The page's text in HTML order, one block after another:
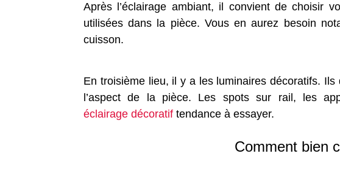
Après l’éclairage ambiant, il convient de choisir
utilisées dans la pièce. Vous en aurez besoin
cuisson.
En troisième lieu, il y a les luminaires décoratifs.
l’aspect de la pièce. Les spots sur rail, les
éclairage décoratif tendance à essayer.
Comment bien